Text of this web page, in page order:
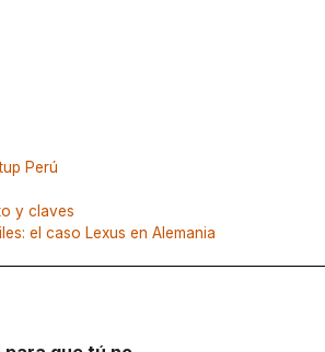
Perú
y claves
el caso Lexus en Alemania